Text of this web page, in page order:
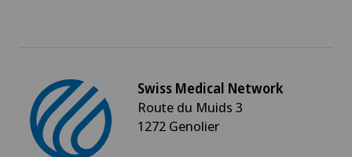
Swiss Medical Network
Route du Muids 3
1272 Genolier